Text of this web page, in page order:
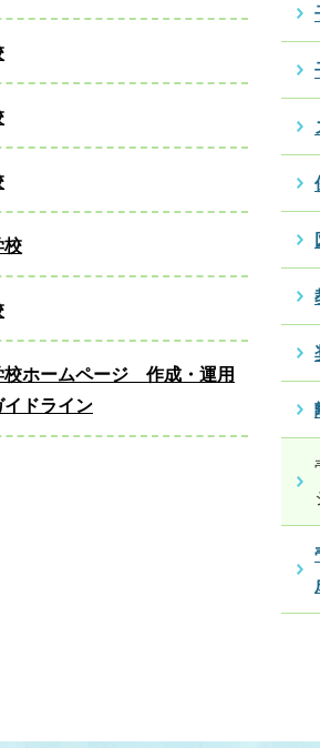
校
校ホームページ 作成・運用
ドライン